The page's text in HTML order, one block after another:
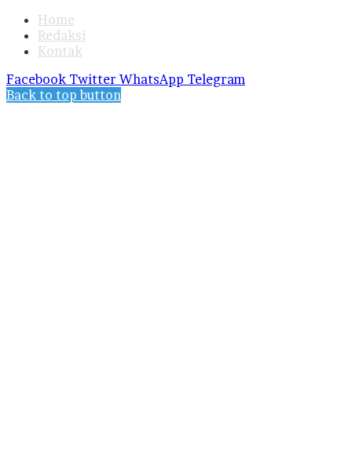
Home
Redaksi
Kontak
Facebook Twitter WhatsApp Telegram
Back to top button